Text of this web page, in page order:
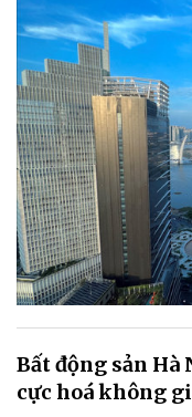
Bất động sản Hà
cực hoá không